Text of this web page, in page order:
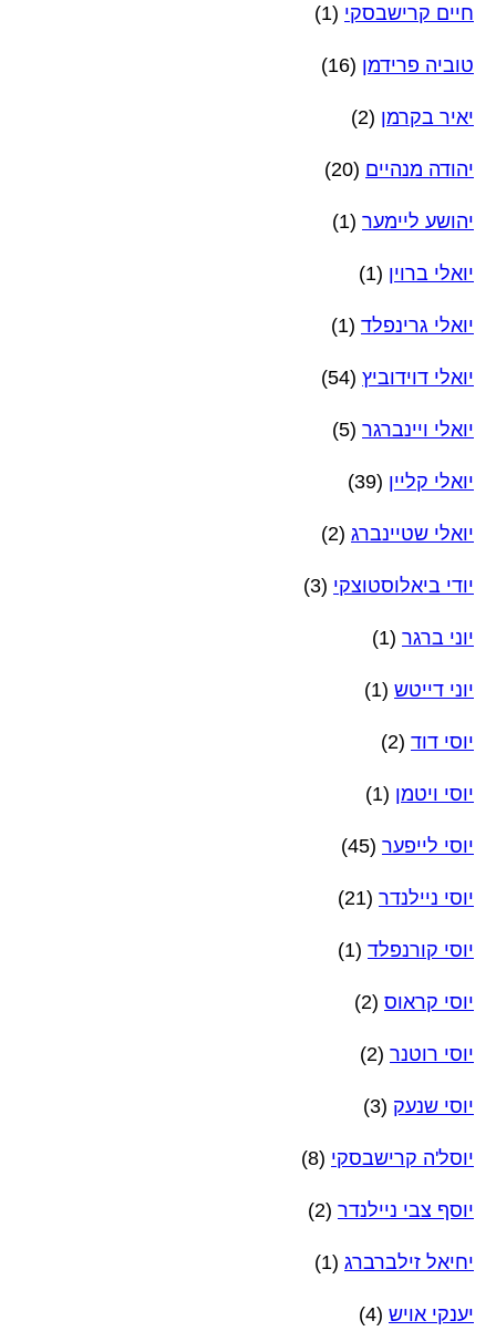
חיים קרישבסקי (1)
טוביה פרידמן (16)
יאיר בקרמן (2)
יהודה מנהיים (20)
יהושע ליימער (1)
יואלי ברוין (1)
יואלי גרינפלד (1)
יואלי דוידוביץ (54)
יואלי ויינברגר (5)
יואלי קליין (39)
יואלי שטיינברג (2)
יודי ביאלוסטוצקי (3)
יוני ברגר (1)
יוני דייטש (1)
יוסי דוד (2)
יוסי ויטמן (1)
יוסי לייפער (45)
יוסי ניילנדר (21)
יוסי קורנפלד (1)
יוסי קראוס (2)
יוסי רוטנר (2)
יוסי שנעק (3)
יוסל'ה קרישבסקי (8)
יוסף צבי ניילנדר (2)
יחיאל זילברברג (1)
יענקי אויש (4)